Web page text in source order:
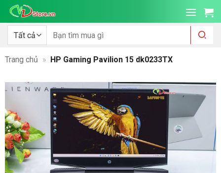
qua
dung
Tìm
kiếm:
Trang chủ » HP Gaming Pavilion 15 dk0233TX